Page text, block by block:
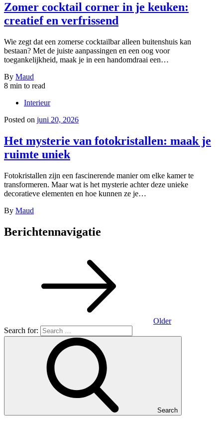
Zomer cocktail corner in je keuken:
creatief en verfrissend
Wie zegt dat een zomerse cocktailbar alleen buitenshuis kan
bestaan? Met de juiste aanpassingen en een oog voor
toegankelijkheid, maak je in een handomdraai een…
By Maud
8 min to read
Interieur
Posted on juni 20, 2026
Het mysterie van fotokristallen: maak je
ruimte uniek
Fotokristallen zijn een fascinerende manier om elke kamer te
transformeren. Maar wat is het mysterie achter deze unieke
decoratieve elementen en hoe kunnen ze je…
By Maud
Berichtennavigatie
Older
Search for:
Search